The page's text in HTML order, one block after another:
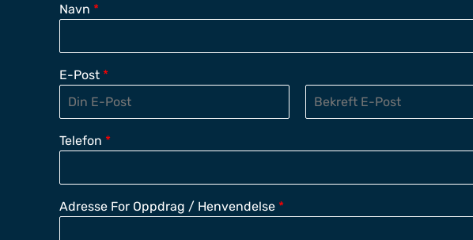
Navn *
E-Post *
E
M
A
C
N
R
Telefon *
Adresse For Oppdrag / Henvendelse *